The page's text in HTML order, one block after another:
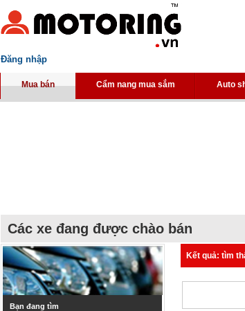
Đăng nhập
Mua bán Cẩm nang mua sắm Auto
Các xe đang được chào bán
Bạn đang tìm
Kết quả: tìm